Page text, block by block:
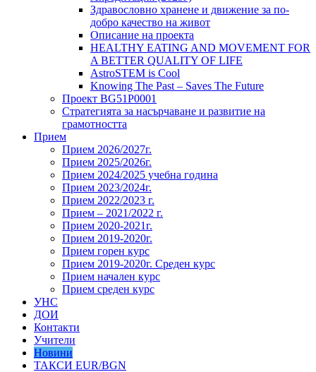
Здравословно хранене и движение за по-
добро качество на живот
Описание на проекта
HEALTHY EATING AND MOVEMENT FOR
A BETTER QUALITY OF LIFE
AstroSTEM is Cool
Knowing The Past – Saves The Future
Проект BG51Р0001
Стратегията за насърчаване и развитие на
грамотността
Прием
Прием 2026/2027г.
Прием 2025/2026г.
Прием 2024/2025 учебна година
Прием 2023/2024г.
Прием 2022/2023 г.
Прием – 2021/2022 г.
Прием 2020-2021г.
Прием 2019-2020г.
Прием горен курс
Прием 2019-2020г. Среден курс
Прием начален курс
Прием среден курс
УНС
ДОИ
Контакти
Учители
Новини
ТАКСИ EUR/BGN